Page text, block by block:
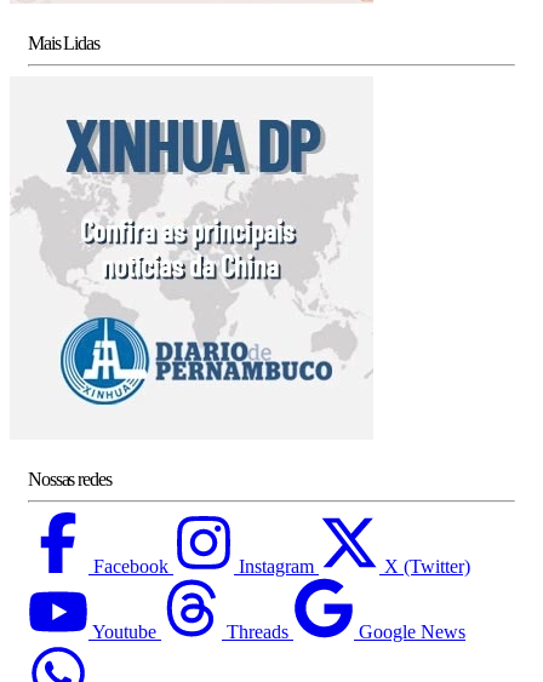
Mais Lidas
Nossas redes
Facebook Instagram X (Twitter)
Youtube Threads Google News